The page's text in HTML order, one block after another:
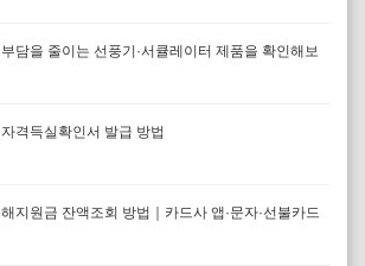
담을 줄이는 선풍기·서큘레이터 제품을 확인해보
격득실확인서 발급 방법
지원금 잔액조회 방법｜카드사 앱·문자·선불카드